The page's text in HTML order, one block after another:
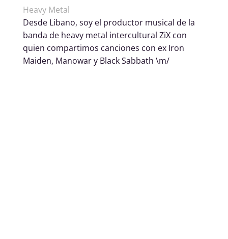
Heavy Metal
Desde Libano, soy el productor musical de la
banda de heavy metal intercultural ZiX con
quien compartimos canciones con ex Iron
Maiden, Manowar y Black Sabbath \m/